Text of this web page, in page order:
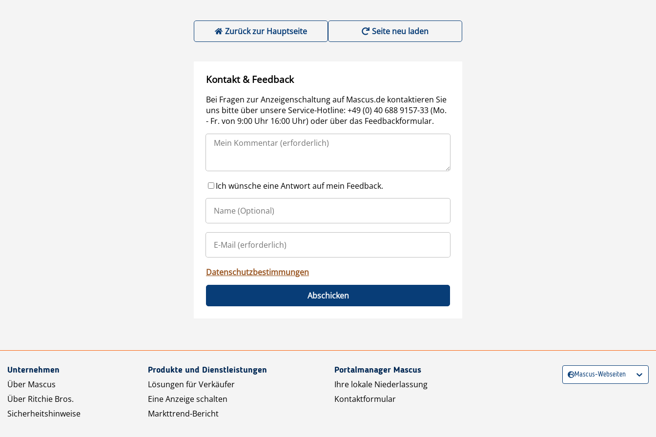
Zurück zur Hauptseite Seite neu laden
Kontakt & Feedback
Bei Fragen zur Anzeigenschaltung auf Mascus.de kontaktieren Sie
uns bitte über unsere Service-Hotline: +49 (0) 40 688 9157-33 (Mo.
- Fr. von 9:00 Uhr 16:00 Uhr) oder über das Feedbackformular.
Ich wünsche eine Antwort auf mein Feedback.
Datenschutzbestimmungen
Abschicken
Unternehmen
Über Mascus
Über Ritchie Bros.
Sicherheitshinweise
Produkte und Dienstleistungen
Lösungen für Verkäufer
Eine Anzeige schalten
Markttrend-Bericht
Portalmanager Mascus
Ihre lokale Niederlassung
Kontaktformular
Mascus-Webseiten